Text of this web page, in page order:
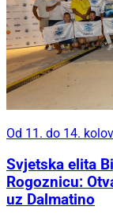
Od 11. do 14.
Svjetska elita
Rogoznicu:
uz Dalmatino